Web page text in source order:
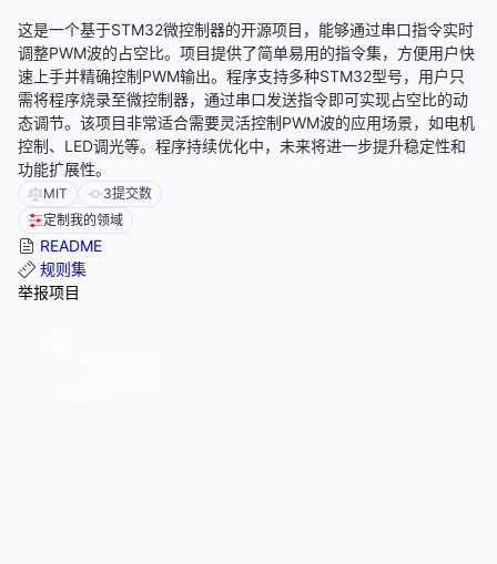
这是一个基于STM32微控制器的开源项目，能够通过串口指令实时
调整PWM波的占空比。项目提供了简单易用的指令集，方便用户快
速上手并精确控制PWM输出。程序支持多种STM32型号，用户只
需将程序烧录至微控制器，通过串口发送指令即可实现占空比的动
态调节。该项目非常适合需要灵活控制PWM波的应用场景，如电机
控制、LED调光等。程序持续优化中，未来将进一步提升稳定性和
功能扩展性。
MIT 3提交数
定制我的领域
README
规则集
举报项目